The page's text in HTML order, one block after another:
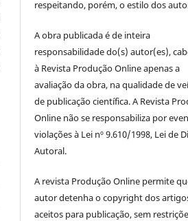
respeitando, porém, o estilo dos
A obra publicada é de inteira
responsabilidade do(s) autor(es),
à Revista Produção Online apenas a
avaliação da obra, na qualidade de
de publicação científica. A Revista
Online não se responsabiliza por
violações à Lei nº 9.610/1998, Lei de
Autoral.
A revista Produção Online permite
autor detenha o copyright dos
aceitos para publicação, sem